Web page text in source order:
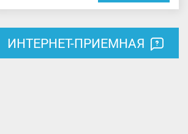
ИНТЕРНЕТ-ПРИЕМНАЯ